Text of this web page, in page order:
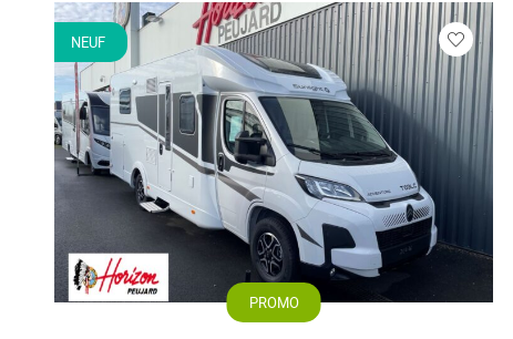
NEUF
Veuillez
vous
connecter
PROMO